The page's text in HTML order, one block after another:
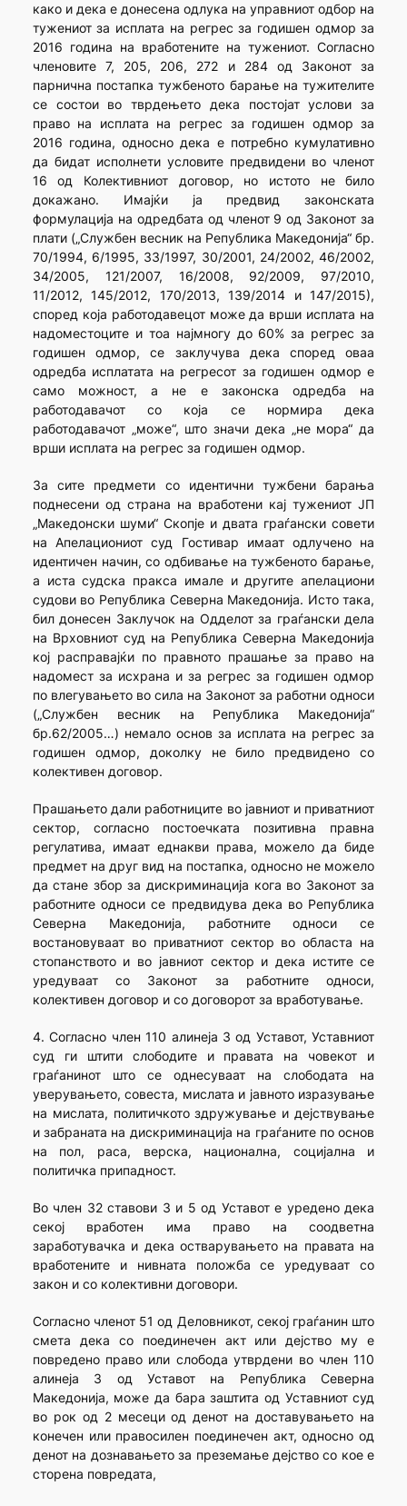
како и дека е донесена одлука на управниот одбор на
тужениот за исплата на регрес за годишен одмор за
2016 година на вработените на тужениот. Согласно
членовите 7, 205, 206, 272 и 284 од Законот за
парнична постапка тужбеното барање на тужителите
се состои во тврдењето дека постојат услови за
право на исплата на регрес за годишен одмор за
2016 година, односно дека е потребно кумулативно
да бидат исполнети условите предвидени во членот
16 од Колективниот договор, но истото не било
докажано. Имајќи ја предвид законската
формулација на одредбата од членот 9 од Законот за
плати („Службен весник на Република Македонија“ бр.
70/1994, 6/1995, 33/1997, 30/2001, 24/2002, 46/2002,
34/2005, 121/2007, 16/2008, 92/2009, 97/2010,
11/2012, 145/2012, 170/2013, 139/2014 и 147/2015),
според која работодавецот може да врши исплата на
надоместоците и тоа најмногу до 60% за регрес за
годишен одмор, се заклучува дека според оваа
одредба исплатата на регресот за годишен одмор е
само можност, а не е законска одредба на
работодавачот со која се нормира дека
работодавачот „може“, што значи дека „не мора“ да
врши исплата на регрес за годишен одмор.
За сите предмети со идентични тужбени барања
поднесени од страна на вработени кај тужениот ЈП
„Македонски шуми“ Скопје и двата граѓански совети
на Апелациониот суд Гостивар имаат одлучено на
идентичен начин, со одбивање на тужбеното барање,
а иста судска пракса имале и другите апелациони
судови во Република Северна Македонија. Исто така,
бил донесен Заклучок на Одделот за граѓански дела
на Врховниот суд на Република Северна Македонија
кој распра­вајќи по правното прашање за право на
надомест за исхрана и за регрес за годишен одмор
по влегувањето во сила на Законот за работни односи
(„Службен весник на Република Македонија“
бр.62/2005…) немало основ за исплата на регрес за
годишен одмор, доколку не било предвидено со
колективен договор.
Прашањето дали работниците во јавниот и приватниот
сектор, согласно постоечката позитивна правна
регулатива, имаат еднакви права, можело да биде
предмет на друг вид на постапка, односно не можело
да стане збор за дискриминација кога во Законот за
работните односи се предвидува дека во Република
Северна Македо­нија, работните односи се
востановуваат во приватниот сектор во областа на
стопанството и во јавниот сектор и дека истите се
уредуваат со Законот за работните односи,
колективен договор и со договорот за вработување.
4. Согласно член 110 алинеја 3 од Уставот, Уставниот
суд ги штити слободите и правата на човекот и
граѓанинот што се однесуваат на слободата на
уверувањето, совеста, мислата и јавното изразување
на мислата, политичкото здружување и дејствување
и забраната на дискриминација на граѓаните по основ
на пол, раса, верска, национална, социјална и
политичка припадност.
Во член 32 ставови 3 и 5 од Уставот е уредено дека
секој вработен има право на соодветна
заработувачка и дека остварувањето на правата на
вработените и нивната положба се уредуваат со
закон и со колективни договори.
Согласно членот 51 од Деловникот, секој граѓанин што
смета дека со поединечен акт или дејство му е
повредено право или слобода утврдени во член 110
алинеја 3 од Уставот на Република Северна
Македонија, може да бара заштита од Уставниот суд
во рок од 2 месеци од денот на доставувањето на
конечен или правосилен поединечен акт, односно од
денот на дознавањето за преземање дејство со кое е
сторена повредата,